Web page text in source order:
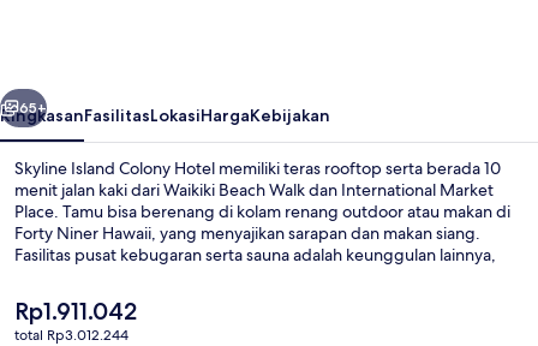
Berikutnya
65+
RingkasanFasilitasLokasiHargaKebijakan
Skyline Island Colony Hotel memiliki teras rooftop serta berada 10
menit jalan kaki dari Waikiki Beach Walk dan International Market
Place. Tamu bisa berenang di kolam renang outdoor atau makan di
Forty Niner Hawaii, yang menyajikan sarapan dan makan siang.
Fasilitas pusat kebugaran serta sauna adalah keunggulan lainnya,
mesin cuci/pengering. Para traveler menyukai staf.
Harga
saat
Rp1.911.042
total Rp3.012.244